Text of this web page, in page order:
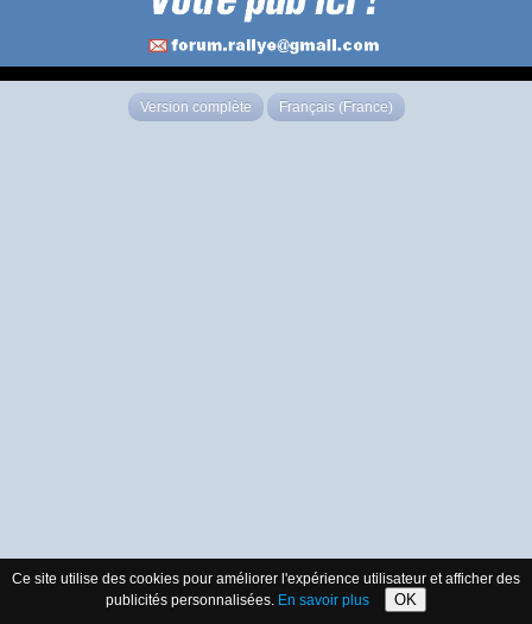
Version complète Français (France)
Ce site utilise des cookies pour améliorer l'expérience utilisateur et afficher des
publicités personnalisées. En savoir plus OK